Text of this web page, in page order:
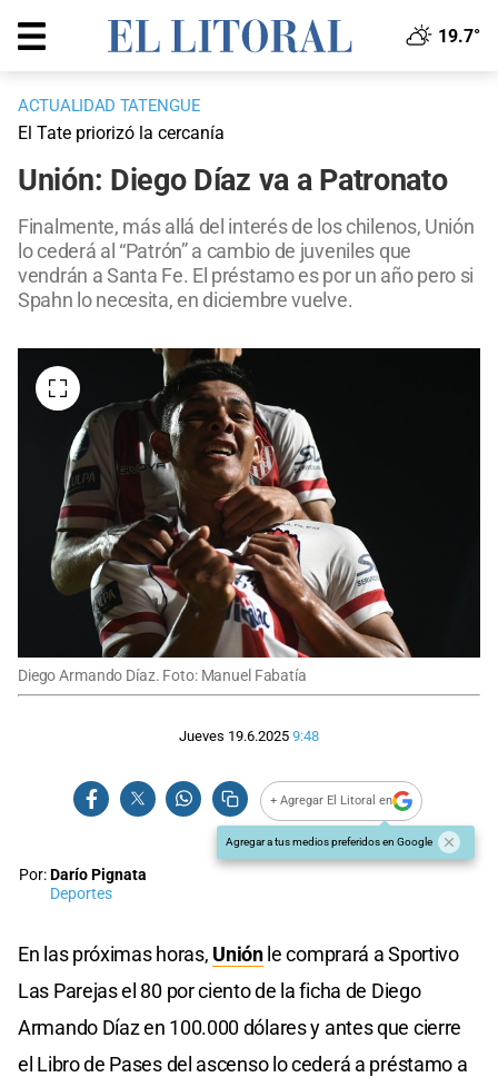
19.7°
ACTUALIDAD TATENGUE
El Tate priorizó la cercanía
Unión: Diego Díaz va a Patronato
Finalmente, más allá del interés de los chilenos, Unión
lo cederá al “Patrón” a cambio de juveniles que
vendrán a Santa Fe. El préstamo es por un año pero si
Spahn lo necesita, en diciembre vuelve.
Diego Armando Díaz. Foto: Manuel Fabatía
Jueves 19.6.2025 9:48
+ Agregar El Litoral en
Agregar a tus medios preferidos en Google
Por:Darío Pignata
Deportes
En las próximas horas, Uniónle comprará a Sportivo
Las Parejas el 80 por ciento de la ficha de Diego
Armando Díaz en 100.000 dólares y antes que cierre
el Libro de Pases del ascenso lo cederá a préstamo a